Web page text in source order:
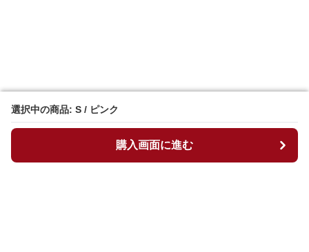
選択中の商品: S / ピンク
購入画面に進む
選択中の商品: S / ピンク
購入画面に進む